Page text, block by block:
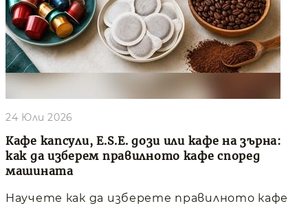
Кафе капсули, E.S.E. дози или кафе на зърна:
как да изберем правилното кафе според
машината
24 Юли 2026
Научете как да изберете правилното кафе